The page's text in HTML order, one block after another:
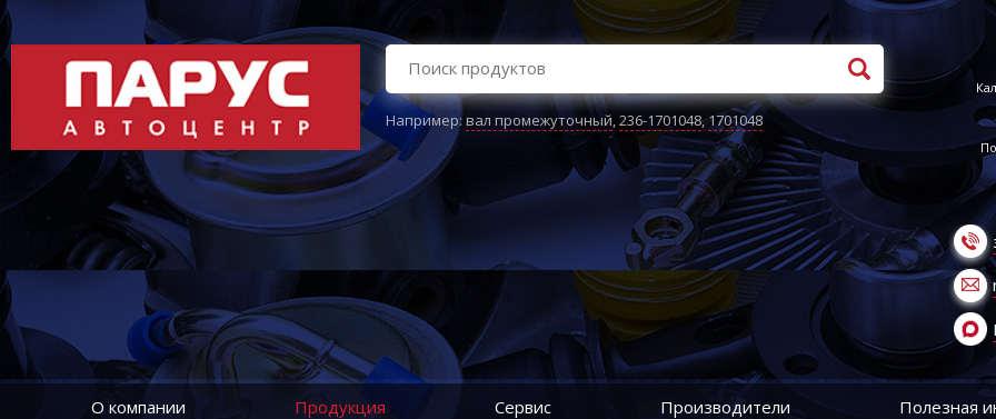
Например:вал промежуточный,236-1701048,1701048
О компании Продукция Сервис Производители Полезная